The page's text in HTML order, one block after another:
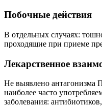
Побочные действия
В отдельных случаях:
проходящие при приеме
Лекарственное
Не выявлено антагонизма
наиболее часто
заболевания: